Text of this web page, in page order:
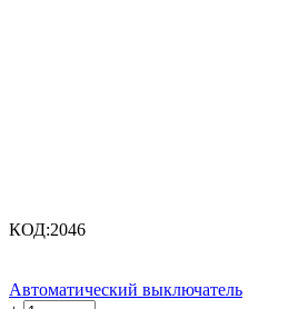
КОД:2046
Автоматический выключатель